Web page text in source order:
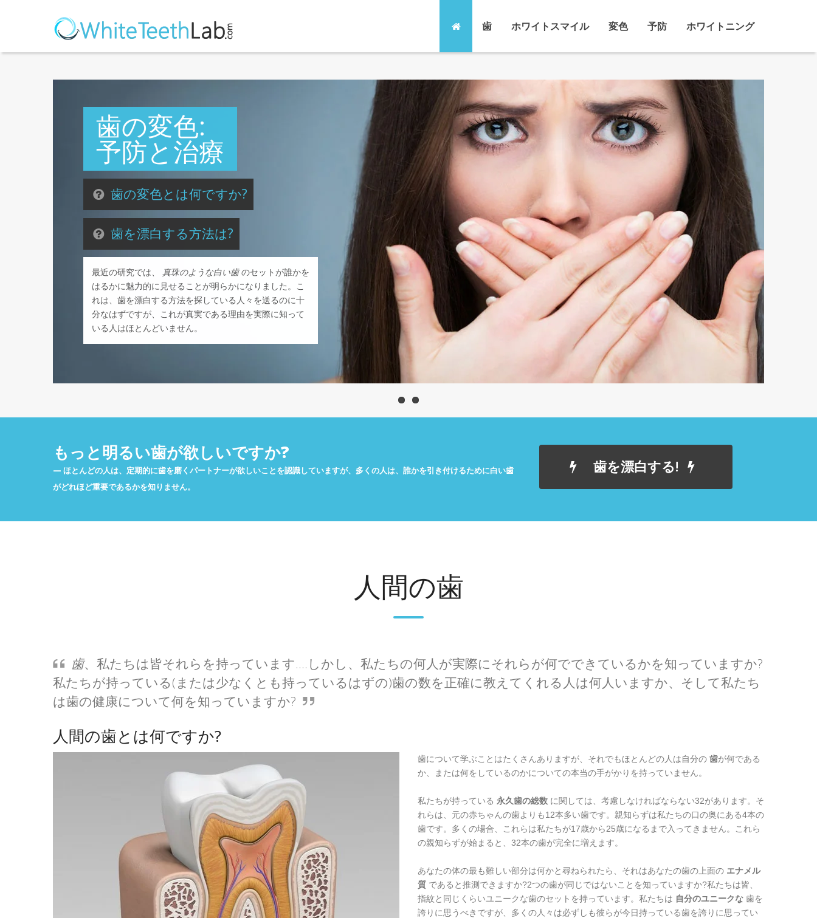
歯 ホワイトスマイル 変色 予防 ホワイトニング
歯の変色:
予防と治療
歯の変色とは何ですか?
歯を漂白する方法は?
最近の研究では、 真珠のような白い歯のセットが誰かを
はるかに魅力的に見せることが明らかになりました。こ
れは、歯を漂白する方法を探している人々を送るのに十
分なはずですが、これが真実である理由を実際に知って
いる人はほとんどいません。
もっと明るい歯が欲しいですか?
ほとんどの人は、定期的に歯を磨くパートナーが欲しいことを認識していますが、多くの人は、誰かを引き付けるために白い歯
がどれほど重要であるかを知りません。
歯を漂白する!
人間の歯
歯、私たちは皆それらを持っています....しかし、私たちの何人が実際にそれらが何でできているかを知っていますか?
私たちが持っている(または少なくとも持っているはずの)歯の数を正確に教えてくれる人は何人いますか、そして私たち
は歯の健康について何を知っていますか?
人間の歯とは何ですか?
歯について学ぶことはたくさんありますが、それでもほとんどの人は自分の 歯が何である
か、または何をしているのかについての本当の手がかりを持っていません。
私たちが持っている 永久歯の総数 に関しては、考慮しなければならない32があります。そ
れらは、元の赤ちゃんの歯よりも12本多い歯です。親知らずは私たちの口の奥にある4本の
歯です。多くの場合、これらは私たちが17歳から25歳になるまで入ってきません。これら
の親知らずが始まると、32本の歯が完全に増えます。
あなたの体の最も難しい部分は何かと尋ねられたら、それはあなたの歯の上面の エナメル
質 であると推測できますか?2つの歯が同じではないことを知っていますか?私たちは皆、
指紋と同じくらいユニークな歯のセットを持っています。私たちは 自分のユニークな 歯を
誇りに思うべきですが、多くの人々は必ずしも彼らが今日持っている歯を誇りに思ってい